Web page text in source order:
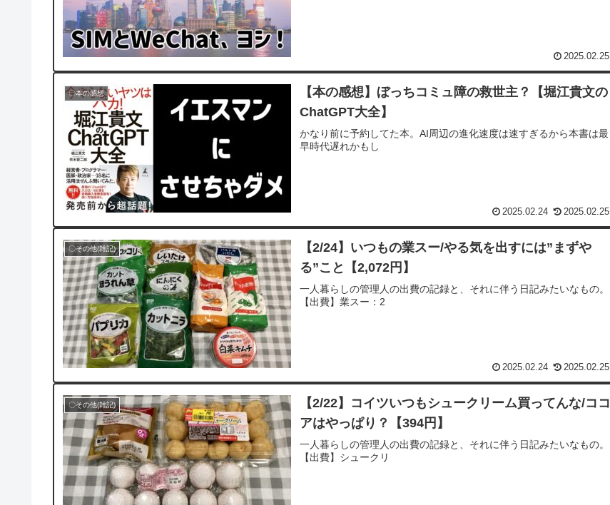
2025.02.25
〇本の感想
【本の感想】ぼっちコミュ障の救世主？【堀江貴文の
ChatGPT大全】
かなり前に予約してた本。AI周辺の進化速度は速すぎるから本書は最
早時代遅れかもし
2025.02.24 2025.02.25
〇その他(雑記)
【2/24】いつもの業スー/やる気を出すには”まずや
る”こと【2,072円】
一人暮らしの管理人の出費の記録と、それに伴う日記みたいなもの。
【出費】業スー：2
2025.02.24 2025.02.25
〇その他(雑記)
【2/22】コイツいつもシュークリーム買ってんな/ココ
アはやっぱり？【394円】
一人暮らしの管理人の出費の記録と、それに伴う日記みたいなもの。
【出費】シュークリ